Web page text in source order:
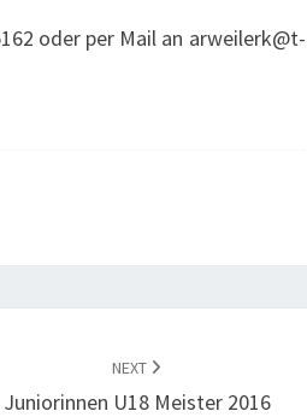
oder per Mail an arweilerk@t-
NEXT
Juniorinnen U18 Meister 2016